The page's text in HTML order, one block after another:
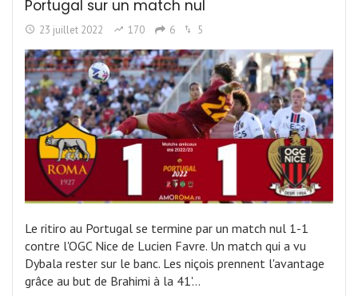
Portugal sur un match nul
23 juillet 2022 170 6 5
Le ritiro au Portugal se termine par un match nul 1-1
contre l'OGC Nice de Lucien Favre. Un match qui a vu
Dybala rester sur le banc. Les niçois prennent l'avantage
grâce au but de Brahimi à la 41'…